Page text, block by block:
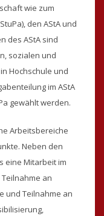
wie zum
den AStA und
des AStA sind
sozialen und
Hochschule und
im AStA
gewählt werden.
Arbeitsbereiche
Neben den
eine Mitarbeit im
an
und Teilnahme an